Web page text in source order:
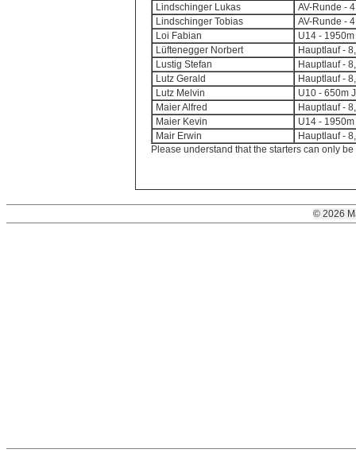
Lindschinger Lukas
AV-Runde -
Lindschinger Tobias
AV-Runde -
Loi Fabian
U14 -
Lüftenegger Norbert
Hauptlauf -
Lustig Stefan
Hauptlauf -
Lutz Gerald
Hauptlauf -
Lutz Melvin
U10 - 650m
Maier Alfred
Hauptlauf -
Maier Kevin
U14 -
Mair Erwin
Hauptlauf -
Please understand that the starters can only
© 2026